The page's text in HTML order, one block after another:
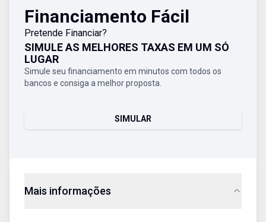
Financiamento Fácil
Pretende Financiar?
SIMULE AS MELHORES TAXAS EM UM SÓ
LUGAR
Simule seu financiamento em minutos com todos os
bancos e consiga a melhor proposta.
SIMULAR
Mais informações